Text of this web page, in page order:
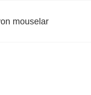
mouselar